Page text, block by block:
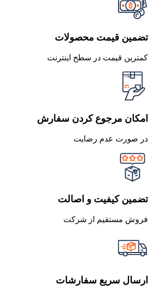
تضمین قیمت محصولات
کمترین قیمت در سطح اینترنت
امکان مرجوع کردن سفارش
در صورت عدم رضایت
تضمین کیفیت و اصالت
فروش مستقیم از شرکت
ارسال سریع سفارشات